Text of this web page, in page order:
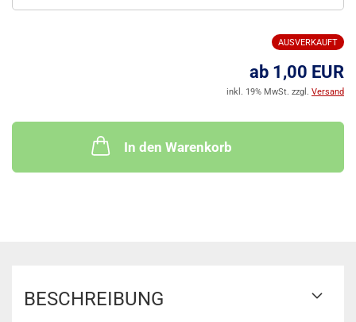
AUSVERKAUFT
ab 1,00 EUR
inkl. 19% MwSt. zzgl. Versand
In den Warenkorb
BESCHREIBUNG